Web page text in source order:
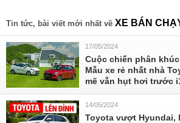
Tin tức, bài viết mới nhất về XE BÁN
17/05/2024
Cuộc chiến phân
Mẫu xe rẻ nhất nhà
mẽ vẫn hụt hơi trước
14/05/2024
Toyota vượt Hyundai,